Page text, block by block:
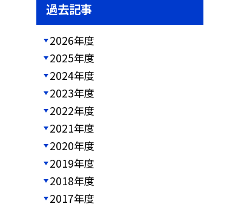
過去記事
2026年度
2025年度
2024年度
2023年度
2022年度
2021年度
2020年度
2019年度
2018年度
2017年度